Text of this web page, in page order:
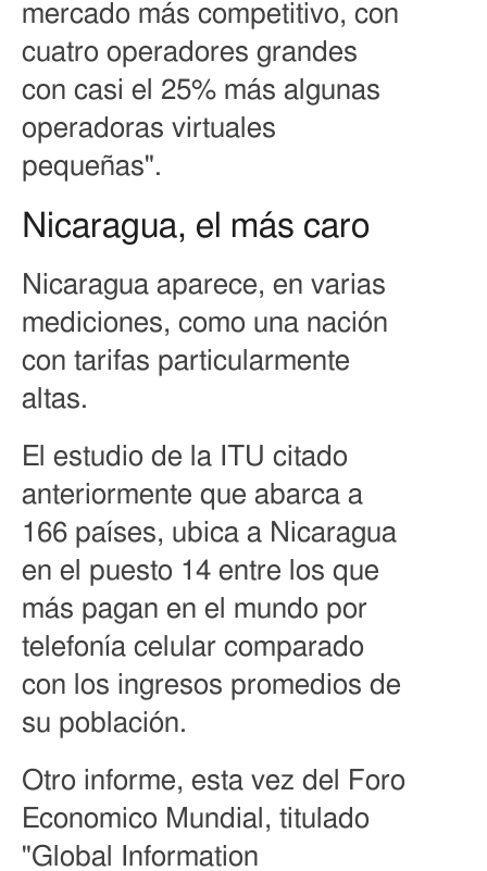
mercado más competitivo, con
cuatro operadores grandes
con casi el 25% más algunas
operadoras virtuales
pequeñas".
Nicaragua, el más caro
Nicaragua aparece, en varias
mediciones, como una nación
con tarifas particularmente
altas.
El estudio de la ITU citado
anteriormente que abarca a
166 países, ubica a Nicaragua
en el puesto 14 entre los que
más pagan en el mundo por
telefonía celular comparado
con los ingresos promedios de
su población.
Otro informe, esta vez del Foro
Economico Mundial, titulado
"Global Information